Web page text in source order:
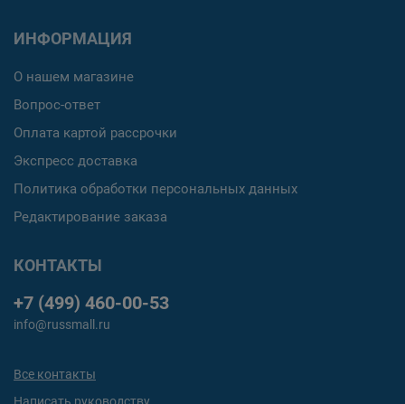
ИНФОРМАЦИЯ
О нашем магазине
Вопрос-ответ
Оплата картой рассрочки
Экспресс доставка
Политика обработки персональных данных
Редактирование заказа
КОНТАКТЫ
+7 (499) 460-00-53
info@russmall.ru
Все контакты
Написать руководству